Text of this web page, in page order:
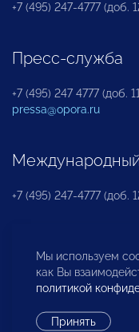
+7 (495) 247-4777 (доб.
Пресс-служба
+7 (495) 247 4777 (доб.
pressa@opora.ru
+7 (495) 247-4777 (доб.
Бюро по
инвесторов
Мы используем
как Вы
политикой
Принять